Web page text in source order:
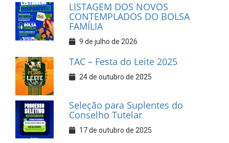
LISTAGEM DOS NOVOS
CONTEMPLADOS DO BOLSA
FAMÍLIA
9 de julho de 2026
TAC – Festa do Leite 2025
24 de outubro de 2025
Seleção para Suplentes do
Conselho Tutelar
17 de outubro de 2025